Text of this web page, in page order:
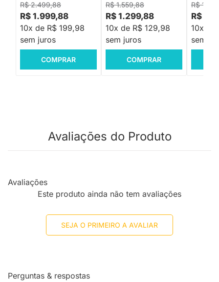
R$ 2.499,88
R$ 1.999,88
10x de R$ 199,98
sem juros
COMPRAR
R$ 1.559,88
R$ 1.299,88
10x de R$ 129,98
sem juros
COMPRAR
R$
R$
10x de
sem
Avaliações do Produto
Avaliações
Este produto ainda não tem avaliações
SEJA O PRIMEIRO A AVALIAR
Perguntas & respostas